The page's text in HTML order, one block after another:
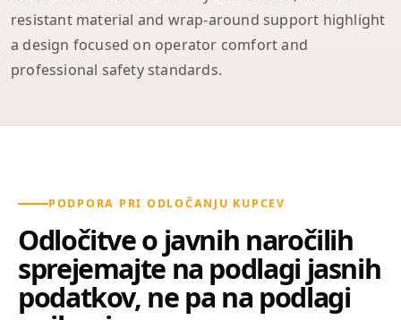
resistant material and wrap-around support highlight
a design focused on operator comfort and
professional safety standards.
PODPORA PRI ODLOČANJU KUPCEV
Odločitve o javnih naročilih
sprejemajte na podlagi jasnih
podatkov, ne pa na podlagi